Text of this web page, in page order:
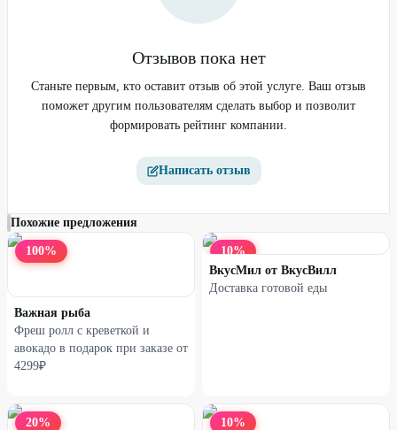
Доставка готовой еды из
вегетарианского меню
мотивам «Одиссеи» при
42%
Отзывов пока нет
Станьте первым, кто оставит отзыв об этой услуге. Ваш отзыв
поможет другим пользователям сделать выбор и позволит
формировать рейтинг компании.
Написать отзыв
Похожие предложения
100%
Важная рыба
Фреш ролл с креветкой и
авокадо в подарок при заказе от
4299₽
10%
ВкусМил от ВкусВилл
Доставка готовой еды
20% 10%